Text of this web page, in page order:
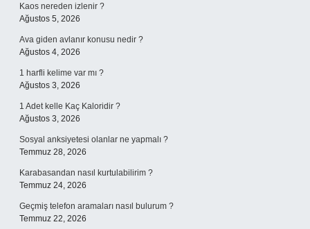
Kaos nereden izlenir ?
Ağustos 5, 2026
Ava giden avlanır konusu nedir ?
Ağustos 4, 2026
1 harfli kelime var mı ?
Ağustos 3, 2026
1 Adet kelle Kaç Kaloridir ?
Ağustos 3, 2026
Sosyal anksiyetesi olanlar ne yapmalı ?
Temmuz 28, 2026
Karabasandan nasıl kurtulabilirim ?
Temmuz 24, 2026
Geçmiş telefon aramaları nasıl bulurum ?
Temmuz 22, 2026